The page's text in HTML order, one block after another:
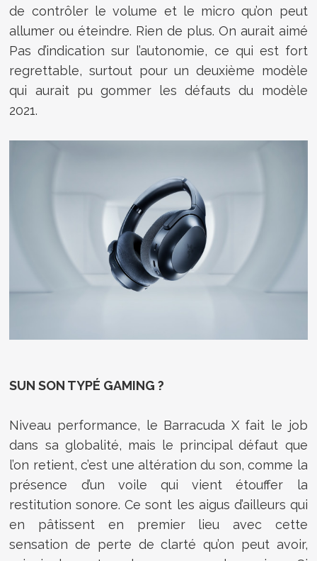
de contrôler le volume et le micro qu’on peut
allumer ou éteindre. Rien de plus. On aurait aimé
Pas d’indication sur l’autonomie, ce qui est fort
regrettable, surtout pour un deuxième modèle
qui aurait pu gommer les défauts du modèle
2021.
SUN SON TYPÉ GAMING ?
Niveau performance, le Barracuda X fait le job
dans sa globalité, mais le principal défaut que
l’on retient, c’est une altération du son, comme la
présence d’un voile qui vient étouffer la
restitution sonore. Ce sont les aigus d’ailleurs qui
en pâtissent en premier lieu avec cette
sensation de perte de clarté qu’on peut avoir,